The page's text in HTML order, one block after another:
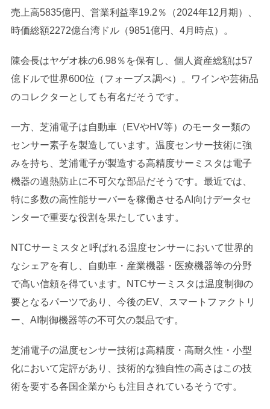
売上高5835億円、営業利益率19.2％（2024年12月期）、
時価総額2272億台湾ドル（9851億円、4月時点）。
陳会長はヤゲオ株の6.98％を保有し、個人資産総額は57
億ドルで世界600位（フォーブス調べ）。ワインや芸術品
のコレクターとしても有名だそうです。
一方、芝浦電子は自動車（EVやHV等）のモーター類の
センサー素子を製造しています。温度センサー技術に強
みを持ち、芝浦電子が製造する高精度サーミスタは電子
機器の過熱防止に不可欠な部品だそうです。最近では、
特に多数の高性能サーバーを稼働させるAI向けデータセ
ンターで重要な役割を果たしています。
NTCサーミスタと呼ばれる温度センサーにおいて世界的
なシェアを有し、自動車・産業機器・医療機器等の分野
で高い信頼を得ています。NTCサーミスタは温度制御の
要となるパーツであり、今後のEV、スマートファクトリ
ー、AI制御機器等の不可欠の製品です。
芝浦電子の温度センサー技術は高精度・高耐久性・小型
化において定評があり、技術的な独自性の高さはこの技
術を要する各国企業からも注目されているそうです。